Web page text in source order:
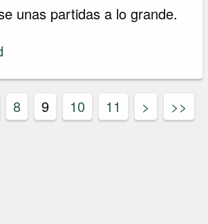
unas partidas a lo grande.
8 9 10 11 > >>